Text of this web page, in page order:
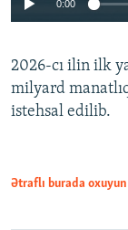
Auto
0:00
2026-cı ilin ilk
milyard
istehsal edilib.
Ətraflı burada oxuyun